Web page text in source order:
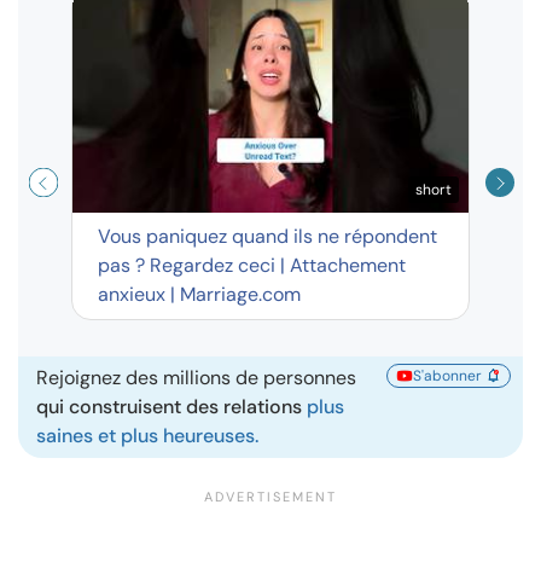
short
Vous paniquez quand ils ne répondent
pas ? Regardez ceci | Attachement
anxieux | Marriage.com
Rejoignez des millions de personnes
qui construisent des relations plus
saines et plus heureuses.
S'abonner